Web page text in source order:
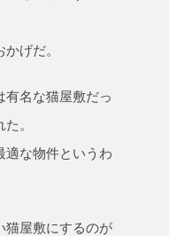
げだ。
有名な猫屋敷だっ
。
適な物件というわ
猫屋敷にするのが